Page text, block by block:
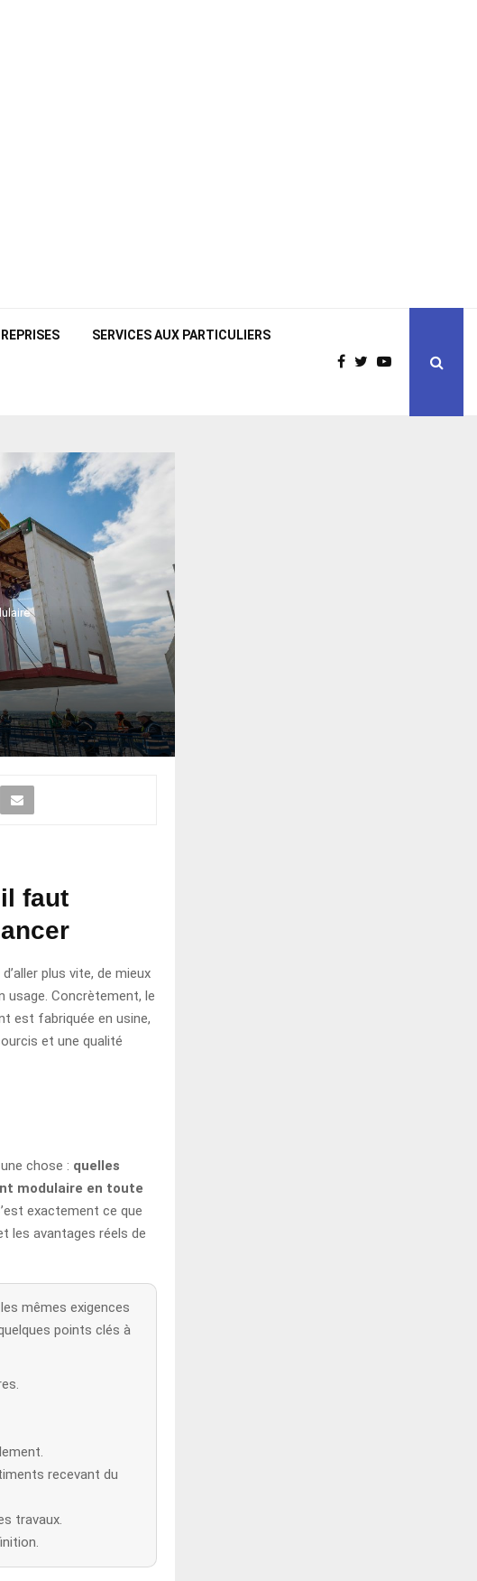
SERVICES AUX PARTICULIERS
faut
plus vite, de mieux
usage. Concrètement, le
est fabriquée en usine,
et une qualité
chose : quelles
modulaire en toute
exactement ce que
les avantages réels de
mêmes exigences
points clés à
recevant du
travaux.